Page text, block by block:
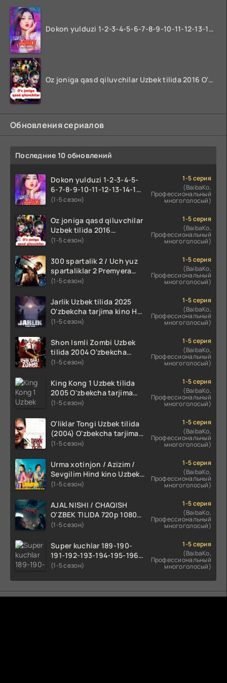
Dokon yulduzi 1-2-3-4-5-6-7-8-9-10-11-12-13-14-15-16-17 Qism Uzbek tilida koreya seryali barcha qismlari o'zbek tilida
Oz joniga qasd qiluvchilar Uzbek tilida 2016 O'zbekcha tarjima kino 720p HD skachat
Обновления сериалов
Последние 10 обновлений
Dokon yulduzi 1-2-3-4-5-
6-7-8-9-10-11-12-13-14-15-
16-17 Qism Uzbek tilida
qismlari o'zbek tilida
(1-5 сезон)
1-5 серия
(BaibaKo,
Профессиональный
многоголосый)
Oz joniga qasd qiluvchilar
Uzbek tilida 2016
O'zbekcha tarjima kino
(1-5 сезон)
1-5 серия
(BaibaKo,
Профессиональный
многоголосый)
300 spartalik 2 / Uch yuz
spartaliklar 2 Premyera
Uzbek tilida 2013
skachat
(1-5 сезон)
1-5 серия
(BaibaKo,
Профессиональный
многоголосый)
Jarlik Uzbek tilida 2025
O'zbekcha tarjima kino HD
skachat
(1-5 сезон)
1-5 серия
(BaibaKo,
Профессиональный
многоголосый)
Shon Ismli Zombi Uzbek
tilida 2004 O'zbekcha
tarjima kino HD skachat
(1-5 сезон)
1-5 серия
(BaibaKo,
Профессиональный
многоголосый)
King Kong 1 Uzbek tilida
2005 O'zbekcha tarjima
kino HD skachat
(1-5 сезон)
1-5 серия
(BaibaKo,
Профессиональный
многоголосый)
O'liklar Tongi Uzbek tilida
(2004) O'zbekcha tarjima
kino HD skachat
(1-5 сезон)
1-5 серия
(BaibaKo,
Профессиональный
многоголосый)
Urma xotinjon / Azizim /
Sevgilim Hind kino Uzbek
tilida 2022 O'zbekcha
(1-5 сезон)
1-5 серия
(BaibaKo,
Профессиональный
многоголосый)
AJAL NISHI / CHAQISH
O'ZBEK TILIDA 720p 1080p
Full HD (2024) Tarjima
(1-5 сезон)
1-5 серия
(BaibaKo,
Профессиональный
многоголосый)
Super kuchlar 189-190-
191-192-193-194-195-196-
197-198-199-200 Qism
tarjima seryal
(1-5 сезон)
1-5 серия
(BaibaKo,
Профессиональный
многоголосый)